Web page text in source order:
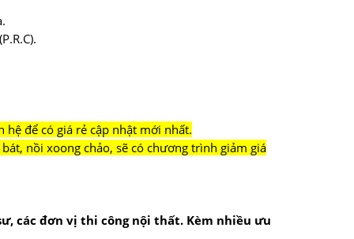
để có giá rẻ cập nhật mới nhất.
nồi xoong chảo, sẽ có chương trình giảm giá
các đơn vị thi công nội thất. Kèm nhiều ưu